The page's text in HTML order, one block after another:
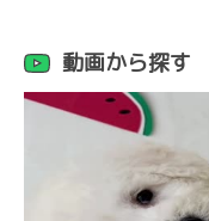
動画から探す